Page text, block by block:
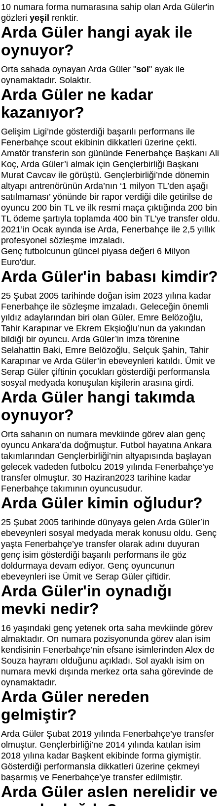
10 numara forma numarasına sahip olan Arda Güler'in
gözleri yeşil renktir.
Arda Güler hangi ayak ile
oynuyor?
Orta sahada oynayan Arda Güler "sol" ayak ile
oynamaktadır. Solaktır.
Arda Güler ne kadar
kazanıyor?
Gelişim Ligi’nde gösterdiği başarılı performans ile
Fenerbahçe scout ekibinin dikkatleri üzerine çekti.
Amatör transferin son gününde Fenerbahçe Başkanı Ali
Koç, Arda Güler’i almak için Gençlerbirliği Başkanı
Murat Cavcav ile görüştü. Gençlerbirliği’nde dönemin
altyapı antrenörünün Arda’nın ‘1 milyon TL’den aşağı
satılmaması’ yönünde bir rapor verdiği dile getirilse de
oyuncu 200 bin TL ve ilk resmi maça çıktığında 200 bin
TL ödeme şartıyla toplamda 400 bin TL’ye transfer oldu.
2021’in Ocak ayında ise Arda, Fenerbahçe ile 2,5 yıllık
profesyonel sözleşme imzaladı.
Genç futbolcunun güncel piyasa değeri 6 Milyon
Euro'dur.
Arda Güler'in babası kimdir?
25 Şubat 2005 tarihinde doğan isim 2023 yılına kadar
Fenerbahçe ile sözleşme imzaladı. Geleceğin önemli
yıldız adaylarından biri olan Güler, Emre Belözoğlu,
Tahir Karapınar ve Ekrem Ekşioğlu’nun da yakından
bildiği bir oyuncu. Arda Güler’in imza törenine
Selahattin Baki, Emre Belözoğlu, Selçuk Şahin, Tahir
Karapınar ve Arda Güler’in ebeveynleri katıldı. Ümit ve
Serap Güler çiftinin çocukları gösterdiği performansla
sosyal medyada konuşulan kişilerin arasına girdi.
Arda Güler hangi takımda
oynuyor?
Orta sahanın on numara mevkiinde görev alan genç
oyuncu Ankara’da doğmuştur. Futbol hayatına Ankara
takımlarından Gençlerbirliği’nin altyapısında başlayan
gelecek vadeden futbolcu 2019 yılında Fenerbahçe’ye
transfer olmuştur. 30 Haziran2023 tarihine kadar
Fenerbahçe takımının oyuncusudur.
Arda Güler kimin oğludur?
25 Şubat 2005 tarihinde dünyaya gelen Arda Güler’in
ebeveynleri sosyal medyada merak konusu oldu. Genç
yaşta Fenerbahçe’ye transfer olarak adını duyuran
genç isim gösterdiği başarılı performans ile göz
doldurmaya devam ediyor. Genç oyuncunun
ebeveynleri ise Ümit ve Serap Güler çiftidir.
Arda Güler'in oynadığı
mevki nedir?
16 yaşındaki genç yetenek orta saha mevkiinde görev
almaktadır. On numara pozisyonunda görev alan isim
kendisinin Fenerbahçe’nin efsane isimlerinden Alex de
Souza hayranı olduğunu açıkladı. Sol ayaklı isim on
numara mevki dışında merkez orta saha görevinde de
oynamaktadır.
Arda Güler nereden
gelmiştir?
Arda Güler Şubat 2019 yılında Fenerbahçe’ye transfer
olmuştur. Gençlerbirliği’ne 2014 yılında katılan isim
2018 yılına kadar Başkent ekibinde forma giymiştir.
Gösterdiği performansla dikkatleri üzerine çekmeyi
başarmış ve Fenerbahçe’ye transfer edilmiştir.
Arda Güler aslen nerelidir ve